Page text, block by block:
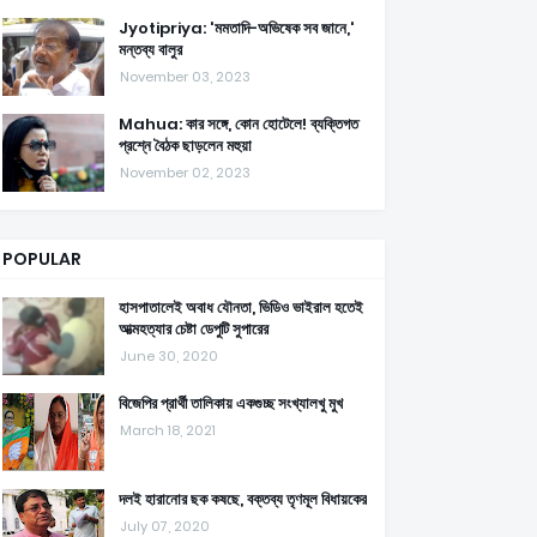
Jyotipriya: 'মমতাদি-অভিষেক সব জানে,'
মন্তব্য বালুর
November 03, 2023
Mahua: কার সঙ্গে, কোন হোটেলে! ব্যক্তিগত
প্রশ্নে বৈঠক ছাড়লেন মহুয়া
November 02, 2023
POPULAR
হাসপাতালেই অবাধ যৌনতা, ভিডিও ভাইরাল হতেই
আত্মহত্যার চেষ্টা ডেপুটি সুপারের
June 30, 2020
বিজেপির প্রার্থী তালিকায় একগুচ্ছ সংখ্যালখু মুখ
March 18, 2021
দলই হারানোর ছক কষছে, বক্তব্য তৃণমূল বিধায়কের
July 07, 2020